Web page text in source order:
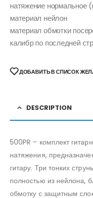
натяжение
материал нейлон
материал обмотки
калибр по последней
ДОБАВИТЬ В СПИСОК
DESCRIPTION
500PR – комплект
натяжения,
гитару. Три тонких
полностью из нейлона,
обмотку с защитным